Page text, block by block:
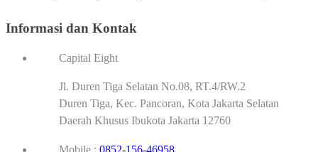
Informasi dan Kontak
Capital Eight
Jl. Duren Tiga Selatan No.08, RT.4/RW.2
Duren Tiga, Kec. Pancoran, Kota Jakarta Selatan
Daerah Khusus Ibukota Jakarta 12760
Mobile : 0852-156-46958